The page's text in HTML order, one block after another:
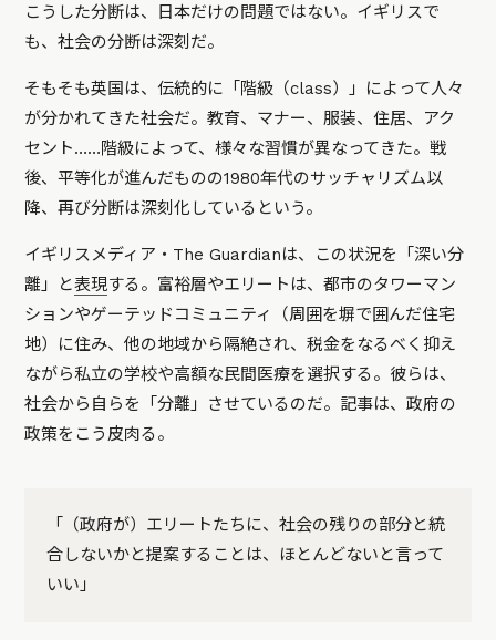
こうした分断は、日本だけの問題ではない。イギリスで
も、社会の分断は深刻だ。
そもそも英国は、伝統的に「階級（class）」によって人々
が分かれてきた社会だ。教育、マナー、服装、住居、アク
セント……階級によって、様々な習慣が異なってきた。戦
後、平等化が進んだものの1980年代のサッチャリズム以
降、再び分断は深刻化しているという。
イギリスメディア・The Guardianは、この状況を「深い分
離」と表現する。富裕層やエリートは、都市のタワーマン
ションやゲーテッドコミュニティ（周囲を塀で囲んだ住宅
地）に住み、他の地域から隔絶され、税金をなるべく抑え
ながら私立の学校や高額な民間医療を選択する。彼らは、
社会から自らを「分離」させているのだ。記事は、政府の
政策をこう皮肉る。
「（政府が）エリートたちに、社会の残りの部分と統
合しないかと提案することは、ほとんどないと言って
いい」